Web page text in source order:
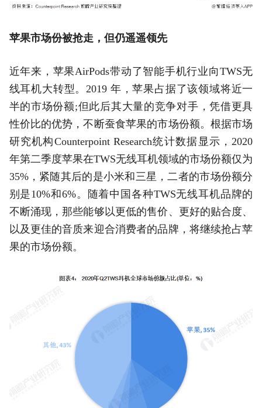
苹果市场份被抢走，但仍遥遥领先
近年来，苹果AirPods带动了智能手机行业向TWS无
线耳机大转型。2019 年，苹果占据了该领域将近一
半的市场份额;但此后其大量的竞争对手，凭借更具
性价比的优势，不断蚕食苹果的市场份额。根据市场
研究机构Counterpoint Research统计数据显示，2020
年第二季度苹果在TWS无线耳机领域的市场份额仅为
35%，紧随其后的是小米和三星，二者的市场份额分
别是10%和6%。随着中国各种TWS无线耳机品牌的
不断涌现，那些能够以更低的售价、更好的贴合度、
以及更佳的音质来迎合消费者的品牌，将继续抢占苹
果的市场份额。